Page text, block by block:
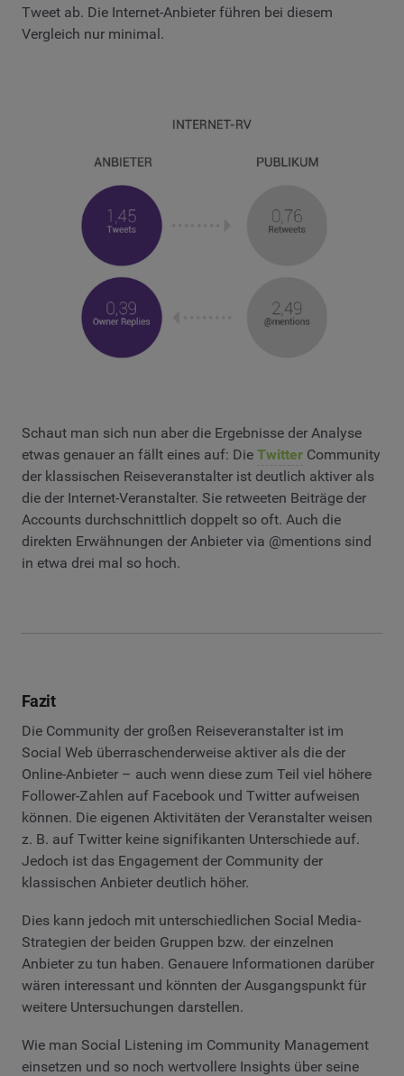
Tweet ab. Die Internet-Anbieter führen bei diesem
Vergleich nur minimal.
Schaut man sich nun aber die Ergebnisse der Analyse
etwas genauer an fällt eines auf: Die Twitter Community
der klassischen Reiseveranstalter ist deutlich aktiver als
die der Internet-Veranstalter. Sie retweeten Beiträge der
Accounts durchschnittlich doppelt so oft. Auch die
direkten Erwähnungen der Anbieter via @mentions sind
in etwa drei mal so hoch.
Fazit
Die Community der großen Reiseveranstalter ist im
Social Web überraschenderweise aktiver als die der
Online-Anbieter – auch wenn diese zum Teil viel höhere
Follower-Zahlen auf Facebook und Twitter aufweisen
können. Die eigenen Aktivitäten der Veranstalter weisen
z. B. auf Twitter keine signifikanten Unterschiede auf.
Jedoch ist das Engagement der Community der
klassischen Anbieter deutlich höher.
Dies kann jedoch mit unterschiedlichen Social Media-
Strategien der beiden Gruppen bzw. der einzelnen
Anbieter zu tun haben. Genauere Informationen darüber
wären interessant und könnten der Ausgangspunkt für
weitere Untersuchungen darstellen.
Wie man Social Listening im Community Management
einsetzen und so noch wertvollere Insights über seine